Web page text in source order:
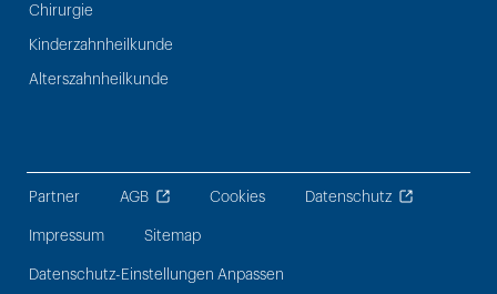
Chirurgie
Kinderzahnheilkunde
Alterszahnheilkunde
Partner AGB Cookies Datenschutz
Impressum Sitemap
Datenschutz-Einstellungen Anpassen